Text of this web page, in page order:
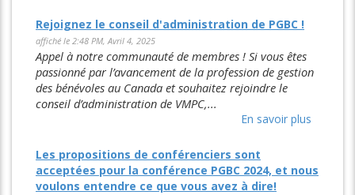
Rejoignez le conseil d'administration de PGBC !
affiché le 2:48 PM, Avril 4, 2025
Appel à notre communauté de membres ! Si vous êtes
passionné par l’avancement de la profession de gestion
des bénévoles au Canada et souhaitez rejoindre le
conseil d’administration de VMPC,...
En savoir plus
Les propositions de conférenciers sont
acceptées pour la conférence PGBC 2024, et nous
voulons entendre ce que vous avez à dire!